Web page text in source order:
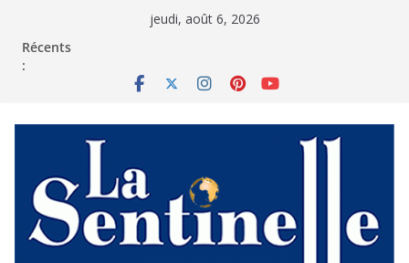
jeudi, août 6, 2026
Récents
: